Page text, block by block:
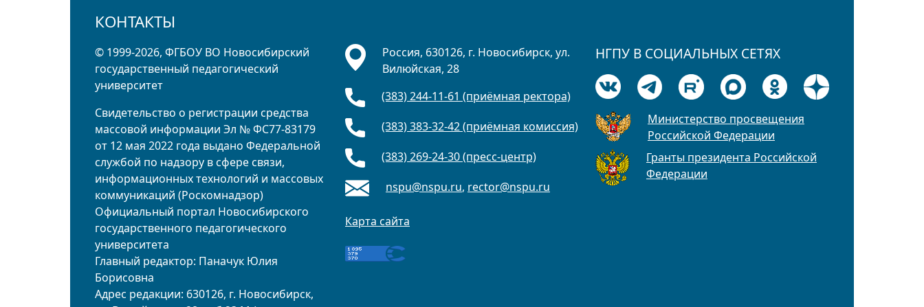
КОНТАКТЫ
© 1999-2026, ФГБОУ ВО Новосибирский
государственный педагогический
университет
Свидетельство о регистрации средства
массовой информации Эл № ФС77-83179
от 12 мая 2022 года выдано Федеральной
службой по надзору в сфере связи,
информационных технологий и массовых
коммуникаций (Роскомнадзор)
Официальный портал Новосибирского
государственного педагогического
университета
Главный редактор: Паначук Юлия
Борисовна
Адрес редакции: 630126, г. Новосибирск,
Россия, 630126, г. Новосибирск, ул.
Вилюйская, 28
(383) 244-11-61 (приёмная ректора)
(383) 383-32-42 (приёмная комиссия)
(383) 269-24-30 (пресс-центр)
nspu@nspu.ru, rector@nspu.ru
Карта сайта
НГПУ В СОЦИАЛЬНЫХ СЕТЯХ
Министерство просвещения
Российской Федерации
Гранты президента Российской
Федерации